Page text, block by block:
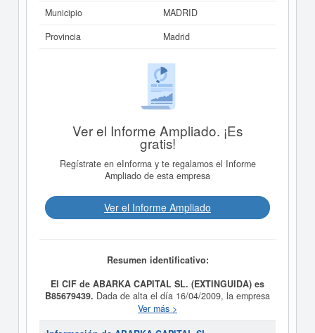
Municipio
MADRID
Provincia
Madrid
Ver el Informe Ampliado. ¡Es
gratis!
Regístrate en eInforma y te regalamos el Informe
Ampliado de esta empresa
Ver el Informe Ampliado
Resumen identificativo:
El CIF de ABARKA CAPITAL SL. (EXTINGUIDA) es
B85679439. Dada de alta el día 16/04/2009, la empresa
ABARKA CAPITAL SL. (EXTINGUIDA)
propósito LA COMPRA, SUSCRIPCION, TENENCIA,
Ver más >